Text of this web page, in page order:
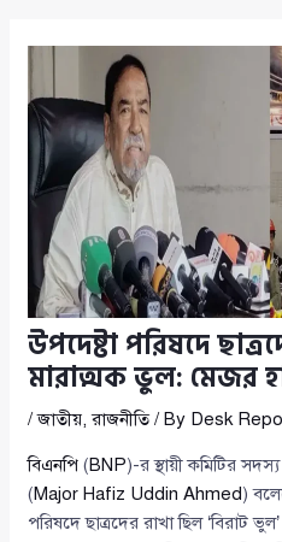
উপদেষ্টা পরিষদে
মারাত্মক ভুল: মেজর
/জাতীয়,রাজনীতি/ By Desk
বিএনপি (BNP)-র স্থায়ী কমিটির
(Major Hafiz Uddin Ahmed)
পরিষদে ছাত্রদের রাখা ছিল ‘বিরাট